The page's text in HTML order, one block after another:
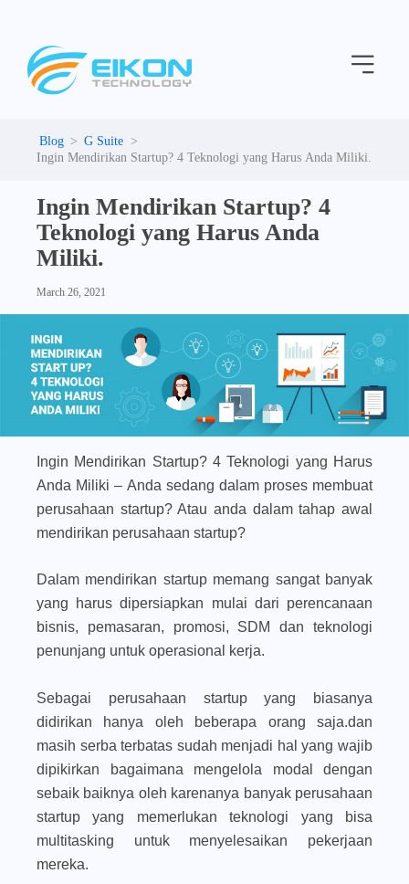
content
Menu
G Suite
Ingin Mendirikan Startup? 4 Teknologi yang Harus Anda Miliki.
Ingin Mendirikan Startup? 4
Teknologi yang Harus Anda
Miliki.
March 26, 2021
Ingin Mendirikan Startup? 4 Teknologi yang Harus
Anda Miliki – Anda sedang dalam proses membuat
perusahaan startup? Atau anda dalam tahap awal
mendirikan perusahaan startup?
Dalam mendirikan startup memang sangat banyak
yang harus dipersiapkan mulai dari perencanaan
bisnis, pemasaran, promosi, SDM dan teknologi
penunjang untuk operasional kerja.
Sebagai perusahaan startup yang biasanya
didirikan hanya oleh beberapa orang saja.dan
masih serba terbatas sudah menjadi hal yang wajib
dipikirkan bagaimana mengelola modal dengan
sebaik baiknya oleh karenanya banyak perusahaan
startup yang memerlukan teknologi yang bisa
multitasking untuk menyelesaikan pekerjaan
mereka.
e
g
i
e